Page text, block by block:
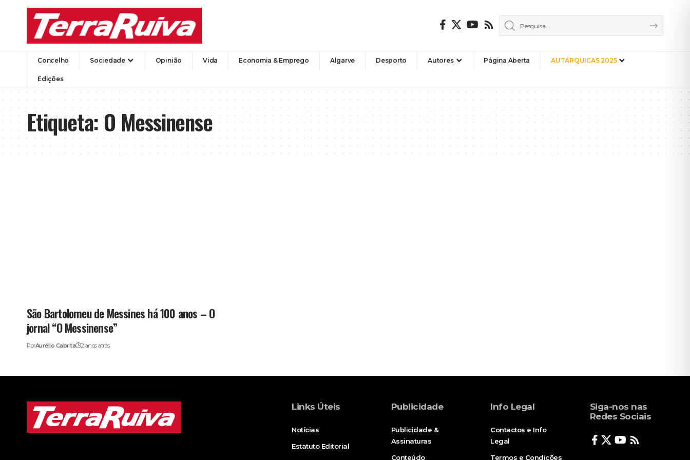
Concelho Sociedade Opinião Vida Economia & Emprego Algarve Desporto Autores Página Aberta AUTÁRQUICAS 2025
Edições
Etiqueta:O Messinense
São Bartolomeu de Messines há 100 anos – O
jornal “O Messinense”
PorAurélio Cabrita 2 anos atrás
Links Úteis
Notícias
Estatuto Editorial
Publicidade
Publicidade &
Assinaturas
Conteúdo
Info Legal
Contactos e Info
Legal
Termos e Condições
Siga-nos nas
Redes Sociais